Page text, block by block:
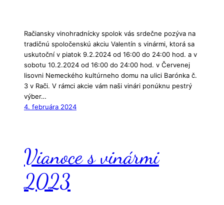
Račiansky vinohradnícky spolok vás srdečne pozýva na
tradičnú spoločenskú akciu Valentín s vinármi, ktorá sa
uskutoční v piatok 9.2.2024 od 16:00 do 24:00 hod. a v
sobotu 10.2.2024 od 16:00 do 24:00 hod. v Červenej
lisovni Nemeckého kultúrneho domu na ulici Barónka č.
3 v Rači. V rámci akcie vám naši vinári ponúknu pestrý
výber…
4. februára 2024
Vianoce s vinármi
2023